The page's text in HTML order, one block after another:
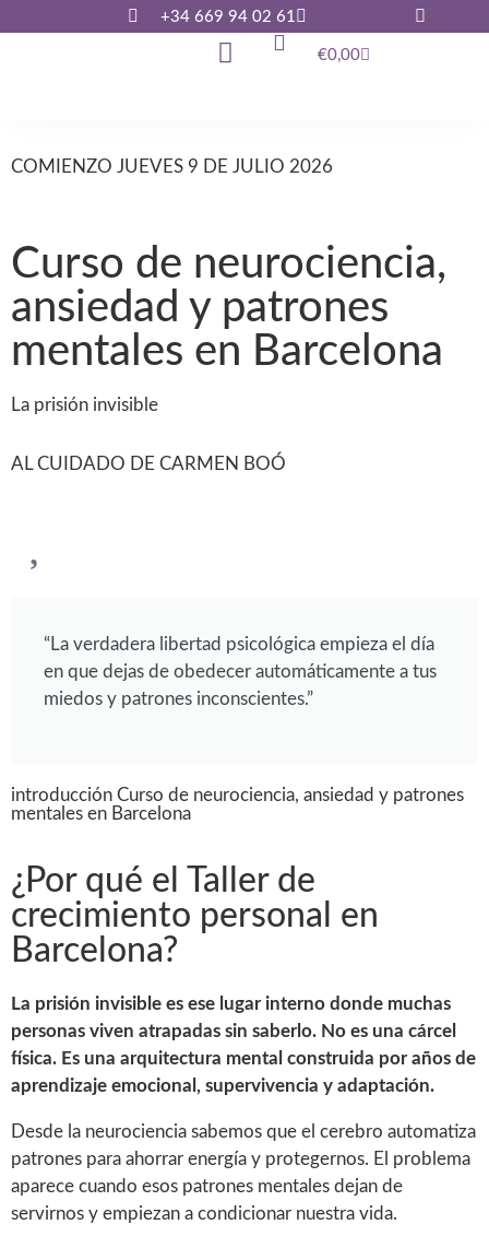
+34 669 94 02 61
€0,00
COMIENZO JUEVES 9 DE JULIO 2026
Curso de neurociencia,
ansiedad y patrones
mentales en Barcelona
La prisión invisible
AL CUIDADO DE CARMEN BOÓ
“La verdadera libertad psicológica empieza el día
en que dejas de obedecer automáticamente a tus
miedos y patrones inconscientes.”
introducción Curso de neurociencia, ansiedad y patrones
mentales en Barcelona
¿Por qué el Taller de
crecimiento personal en
Barcelona?
La prisión invisible es ese lugar interno donde muchas
personas viven atrapadas sin saberlo. No es una cárcel
física. Es una arquitectura mental construida por años de
aprendizaje emocional, supervivencia y adaptación.
Desde la neurociencia sabemos que el cerebro automatiza
patrones para ahorrar energía y protegernos. El problema
aparece cuando esos patrones mentales dejan de
servirnos y empiezan a condicionar nuestra vida.